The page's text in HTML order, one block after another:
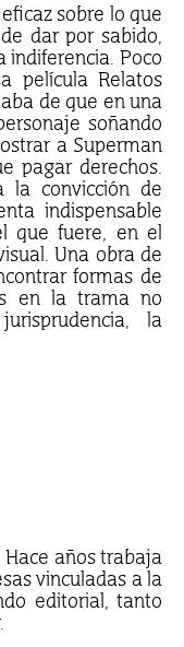
sobre lo que
dar por sabido,
indiferencia. Poco
película Relatos
de que en una
soñando
a Superman
pagar derechos.
la convicción de
indispensable
que fuere, en el
Una obra de
formas de
en la trama no
la
años trabaja
vinculadas a la
editorial, tanto